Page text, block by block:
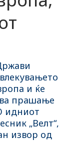
и ќе
прашање
идниот
„Велт“,
извор од